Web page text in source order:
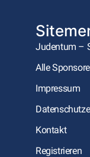
Judentum –
Alle
Impressum
Kontakt
Registrieren